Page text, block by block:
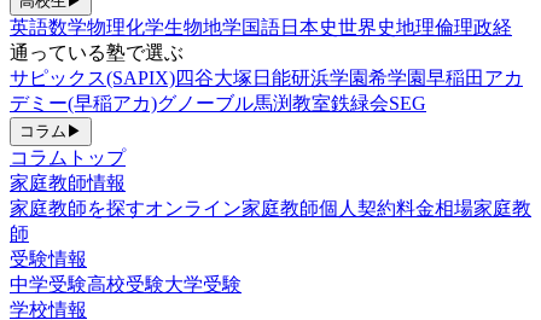
英語数学物理化学生物地学国語日本史世界史地理倫理政経
通っている塾で選ぶ
サピックス(SAPIX)四谷大塚 日能研浜学園希学園早稲田アカ
デミー(早稲アカ)グノーブル馬渕教室鉄緑会SEG
コラム ▶
コラムトップ
家庭教師情報
家庭教師を探すオンライン家庭教師個人契約料金相場家庭教
師
受験情報
中学受験高校受験大学受験
学校情報